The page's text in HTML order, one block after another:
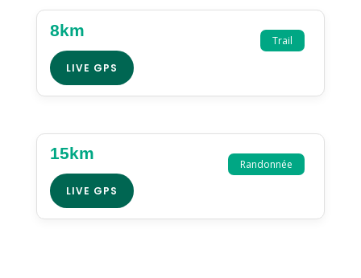
Trail
8km
LIVE GPS
Randonnée
15km
LIVE GPS